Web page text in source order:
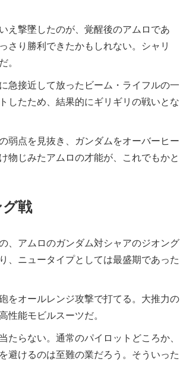
え撃墜したのが、覚醒後のアムロであ
さり勝利できたかもしれない。シャリ
。
急接近して放ったビーム・ライフルの一
したため、結果的にギリギリの戦いとな
弱点を見抜き、ガンダムをオーバーヒー
物じみたアムロの才能が、これでもかと
戦
、アムロのガンダム対シャアのジオング
、ニュータイプとしては最盛期であった
をオールレンジ攻撃で打てる。大推力の
性能モビルスーツだ。
らない。通常のパイロットどころか、
避けるのは至難の業だろう。そういった